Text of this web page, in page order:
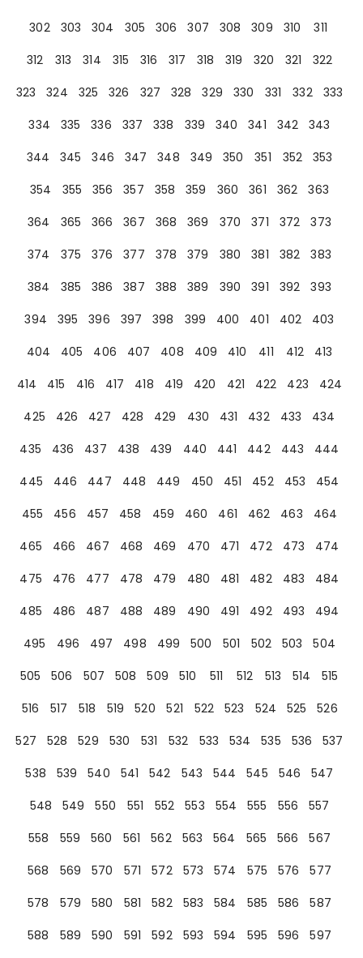
302
303 304 305 306 307 308 309 310
311
312
313 314 315 316 317 318 319 320 321
322
323
324 325 326 327 328 329 330 331 332
333
334
335 336 337 338 339 340 341 342
343
344
345 346 347 348 349 350 351 352
353
354
355 356 357 358 359 360 361 362
363
364
365 366 367 368 369 370 371 372
373
374
375 376 377 378 379 380 381 382
383
384
385 386 387 388 389 390 391 392
393
394
395 396 397 398 399 400 401 402
403
404
405 406 407 408 409 410 411 412
413
414
415 416 417 418 419 420 421 422 423
424
425
426 427 428 429 430 431 432 433
434
435
436 437 438 439 440 441 442 443
444
445
446 447 448 449 450 451 452 453
454
455
456 457 458 459 460 461 462 463
464
465
466 467 468 469 470 471 472 473
474
475
476 477 478 479 480 481 482 483
484
485
486 487 488 489 490 491 492 493
494
495
496 497 498 499 500 501 502 503
504
505
506 507 508 509 510 511 512 513 514
515
516
517 518 519 520 521 522 523 524 525
526
527
528 529 530 531 532 533 534 535 536
537
538
539 540 541 542 543 544 545 546
547
548
549 550 551 552 553 554 555 556
557
558
559 560 561 562 563 564 565 566
567
568
569 570 571 572 573 574 575 576
577
578
579 580 581 582 583 584 585 586
587
588
589 590 591 592 593 594 595 596
597